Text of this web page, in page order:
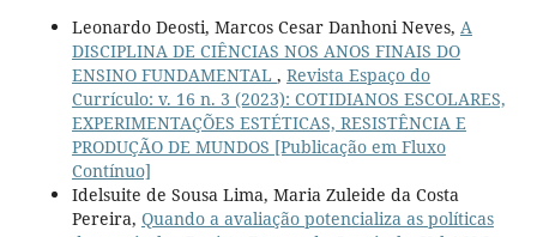
Leonardo Deosti, Marcos Cesar Danhoni Neves, A
DISCIPLINA DE CIÊNCIAS NOS ANOS FINAIS DO
ENSINO FUNDAMENTAL , Revista Espaço do
Currículo: v. 16 n. 3 (2023): COTIDIANOS ESCOLARES,
EXPERIMENTAÇÕES ESTÉTICAS, RESISTÊNCIA E
PRODUÇÃO DE MUNDOS [Publicação em Fluxo
Contínuo]
Idelsuite de Sousa Lima, Maria Zuleide da Costa
Pereira, Quando a avaliação potencializa as políticas